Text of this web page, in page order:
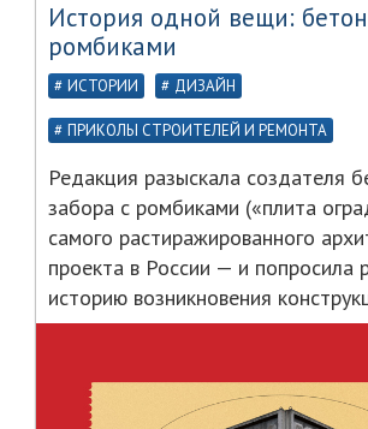
История одной вещи:
ромбиками
ИСТОРИИ ДИЗАЙН
ПРИКОЛЫ СТРОИТЕЛЕЙ И РЕМОНТА
Редакция разыскала создателя
забора с ромбиками («плита
самого растиражированного
проекта в России — и попросила
историю возникновения